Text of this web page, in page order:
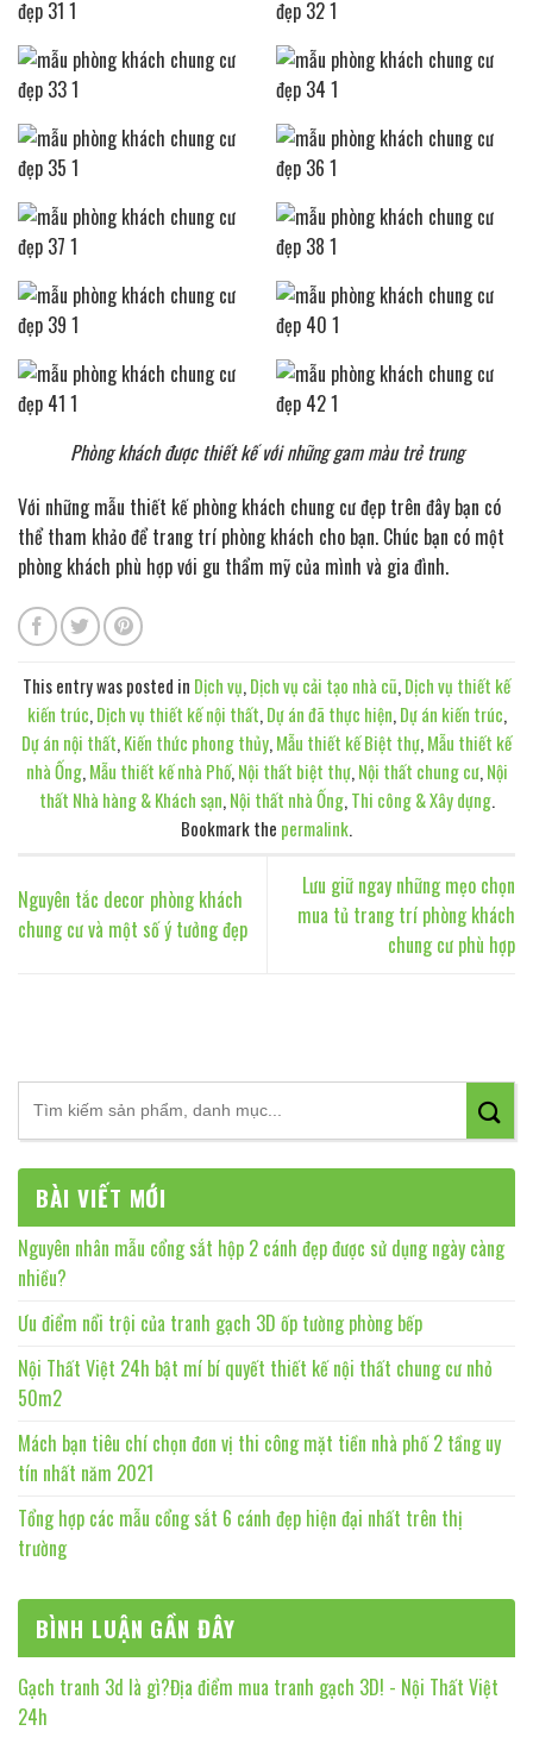
BÀI VIẾT MỚI
Nguyên nhân mẫu cổng sắt hộp 2 cánh đẹp được sử dụng ngày càng
nhiều?
Ưu điểm nổi trội của tranh gạch 3D ốp tường phòng bếp
Nội Thất Việt 24h bật mí bí quyết thiết kế nội thất chung cư nhỏ
50m2
Mách bạn tiêu chí chọn đơn vị thi công mặt tiền nhà phố 2 tầng uy
tín nhất năm 2021
Tổng hợp các mẫu cổng sắt 6 cánh đẹp hiện đại nhất trên thị
trường
BÌNH LUẬN GẦN ĐÂY
Gạch tranh 3d là gì?Địa điểm mua tranh gạch 3D! - Nội Thất Việt
24h
Phòng khách được thiết kế với những gam màu trẻ trung
Với những mẫu thiết kế phòng khách chung cư đẹp trên đây bạn có
thể tham khảo để trang trí phòng khách cho bạn. Chúc bạn có một
phòng khách phù hợp với gu thẩm mỹ của mình và gia đình.
This entry was posted in Dịch vụ,Dịch vụ cải tạo nhà cũ,Dịch vụ thiết kế
kiến trúc,Dịch vụ thiết kế nội thất,Dự án đã thực hiện,Dự án kiến trúc,
Dự án nội thất,Kiến thức phong thủy,Mẫu thiết kế Biệt thự,Mẫu thiết kế
nhà Ống,Mẫu thiết kế nhà Phố,Nội thất biệt thự,Nội thất chung cư,Nội
thất Nhà hàng & Khách sạn,Nội thất nhà Ống,Thi công & Xây dựng.
Bookmark the permalink.
Nguyên tắc decor phòng khách
chung cư và một số ý tưởng đẹp
Lưu giữ ngay những mẹo chọn
mua tủ trang trí phòng khách
chung cư phù hợp